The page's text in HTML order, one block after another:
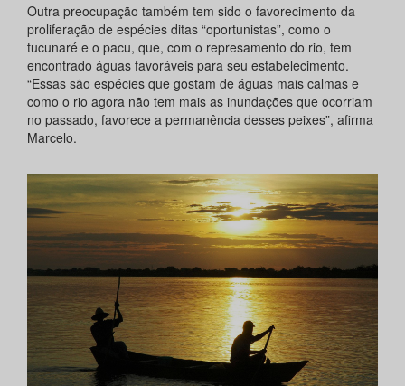
Outra preocupação também tem sido o favorecimento da
proliferação de espécies ditas “oportunistas”, como o
tucunaré e o pacu, que, com o represamento do rio, tem
encontrado águas favoráveis para seu estabelecimento.
“Essas são espécies que gostam de águas mais calmas e
como o rio agora não tem mais as inundações que ocorriam
no passado, favorece a permanência desses peixes”, afirma
Marcelo.